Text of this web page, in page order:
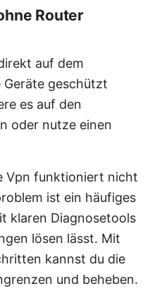
Router
auf dem
Geräte geschützt
es auf den
oder nutze einen
Vpn funktioniert nicht
ist ein häufiges
klaren Diagnosetools
lösen lässt. Mit
kannst du die
und beheben.